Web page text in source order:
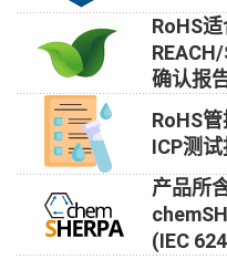
RoHS
确认报
RoHS
ICP测
产品所
(IEC